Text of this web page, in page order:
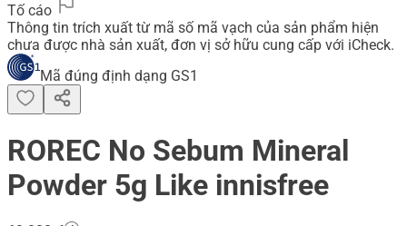
Tố cáo
Thông tin trích xuất từ mã số mã vạch của sản phẩm hiện
chưa được nhà sản xuất, đơn vị sở hữu cung cấp với iCheck.
Mã đúng định dạng GS1
ROREC No Sebum Mineral
Powder 5g Like innisfree